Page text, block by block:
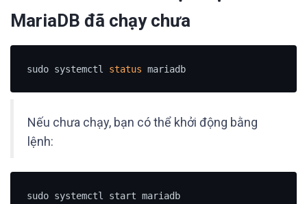
MariaDB đã chạy chưa
sudo systemctl status mariadb
Nếu chưa chạy, bạn có thể khởi động bằng
lệnh:
sudo systemctl start mariadb